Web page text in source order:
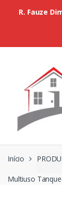
Início
Multiuso
R. Fauze